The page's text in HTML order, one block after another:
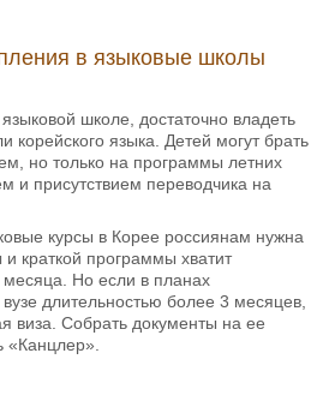
в языковые школы
школе, достаточно владеть
корейского языка. Детей могут брать
но только на программы летних
и присутствием переводчика на
курсы в Корее россиянам нужна
краткой программы хватит
месяца. Но если в планах
длительностью более 3 месяцев,
виза. Собрать документы на ее
«Канцлер».